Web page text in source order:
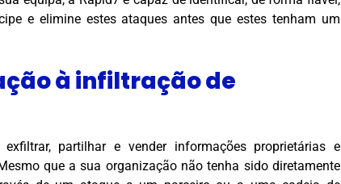
e elimine estes ataques antes que estes tenham um
à infiltração de
partilhar e vender informações proprietárias e
que a sua organização não tenha sido diretamente